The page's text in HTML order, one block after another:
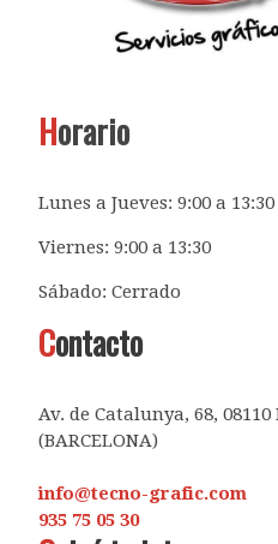
Horario
Lunes a Jueves: 9:00 a
Viernes: 9:00 a 13:30
Sábado: Cerrado
Contacto
Av. de Catalunya, 68,
(BARCELONA)
info@tecno-grafic.com
935 75 05 30